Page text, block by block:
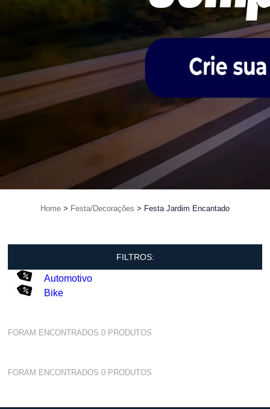
Home Festa/Decorações Festa Jardim Encantado
FILTROS:
Automotivo
Bike
FORAM ENCONTRADOS0 PRODUTOS
FORAM ENCONTRADOS0 PRODUTOS